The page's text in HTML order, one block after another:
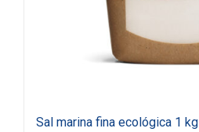
Sal marina fina ecológica 1 kg